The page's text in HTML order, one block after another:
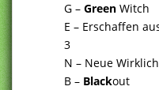
G – Green Witch
E – Erschaffen
3
N – Neue
B – Blackout